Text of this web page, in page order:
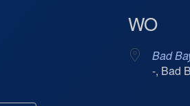
WO
Bad
-, Bad